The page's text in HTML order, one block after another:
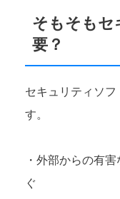
そもそもセ
要？
セキュリティソ
す。
・外部からの有
ぐ